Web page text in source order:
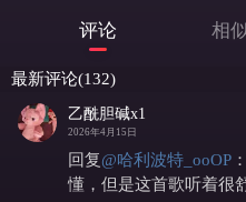
评论 相
最新评论(132)
乙酰胆碱x1
2026年4月15日
回复@哈利波特_ooOP ：
懂，但是这首歌听着很